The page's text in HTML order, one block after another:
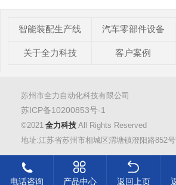
智能装配生产线 汽车零部件设备
关于全力科技 客户案例
苏州市全力自动化科技有限公司
苏ICP备10200853号-1
©2021 全力科技 All Rights Reserved
地址:江苏省苏州市相城区渭塘镇澄阳路852
电话咨询 产品中心 返回上页